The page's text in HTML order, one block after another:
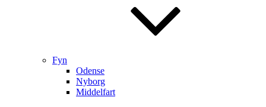
Fyn
Odense
Nyborg
Middelfart